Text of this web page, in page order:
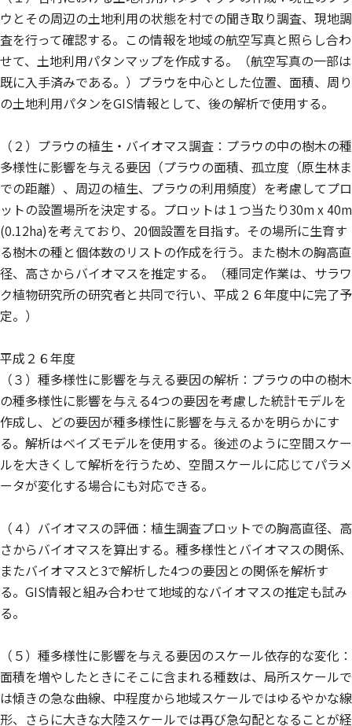
ウとその周辺の土地利用の状態を村での聞き取り調査、現地調
査を行って確認する。この情報を地域の航空写真と照らし合わ
せて、土地利用パタンマップを作成する。（航空写真の一部は
既に入手済みである。）プラウを中心とした位置、面積、周り
の土地利用パタンをGIS情報として、後の解析で使用する。
（２）プラウの植生・バイオマス調査：プラウの中の樹木の種
多様性に影響を与える要因（プラウの面積、孤立度（原生林ま
での距離）、周辺の植生、プラウの利用頻度）を考慮してプロ
ットの設置場所を決定する。プロットは１つ当たり30m x 40m
(0.12ha)を考えており、20個設置を目指す。その場所に生育す
る樹木の種と個体数のリストの作成を行う。また樹木の胸高直
径、高さからバイオマスを推定する。（種同定作業は、サラワ
ク植物研究所の研究者と共同で行い、平成２６年度中に完了予
定。）
平成２６年度
（３）種多様性に影響を与える要因の解析：プラウの中の樹木
の種多様性に影響を与える4つの要因を考慮した統計モデルを
作成し、どの要因が種多様性に影響を与えるかを明らかにす
る。解析はベイズモデルを使用する。後述のように空間スケー
ルを大きくして解析を行うため、空間スケールに応じてパラメ
ータが変化する場合にも対応できる。
（４）バイオマスの評価：植生調査プロットでの胸高直径、高
さからバイオマスを算出する。種多様性とバイオマスの関係、
またバイオマスと3で解析した4つの要因との関係を解析す
る。GIS情報と組み合わせて地域的なバイオマスの推定も試み
る。
（５）種多様性に影響を与える要因のスケール依存的な変化：
面積を増やしたときにそこに含まれる種数は、局所スケールで
は傾きの急な曲線、中程度から地域スケールではゆるやかな線
形、さらに大きな大陸スケールでは再び急勾配となることが経